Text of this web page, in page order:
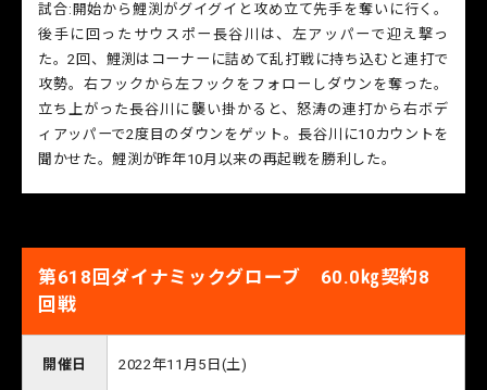
試合:開始から鯉渕がグイグイと攻め立て先手を奪いに行く。
後手に回ったサウスポー長谷川は、左アッパーで迎え撃っ
た。2回、鯉渕はコーナーに詰めて乱打戦に持ち込むと連打で
攻勢。右フックから左フックをフォローしダウンを奪った。
立ち上がった長谷川に襲い掛かると、怒涛の連打から右ボデ
ィアッパーで2度目のダウンをゲット。長谷川に10カウントを
聞かせた。鯉渕が昨年10月以来の再起戦を勝利した。
第618回ダイナミックグローブ 60.0㎏契約8
回戦
開催日 2022年11月5日(土)